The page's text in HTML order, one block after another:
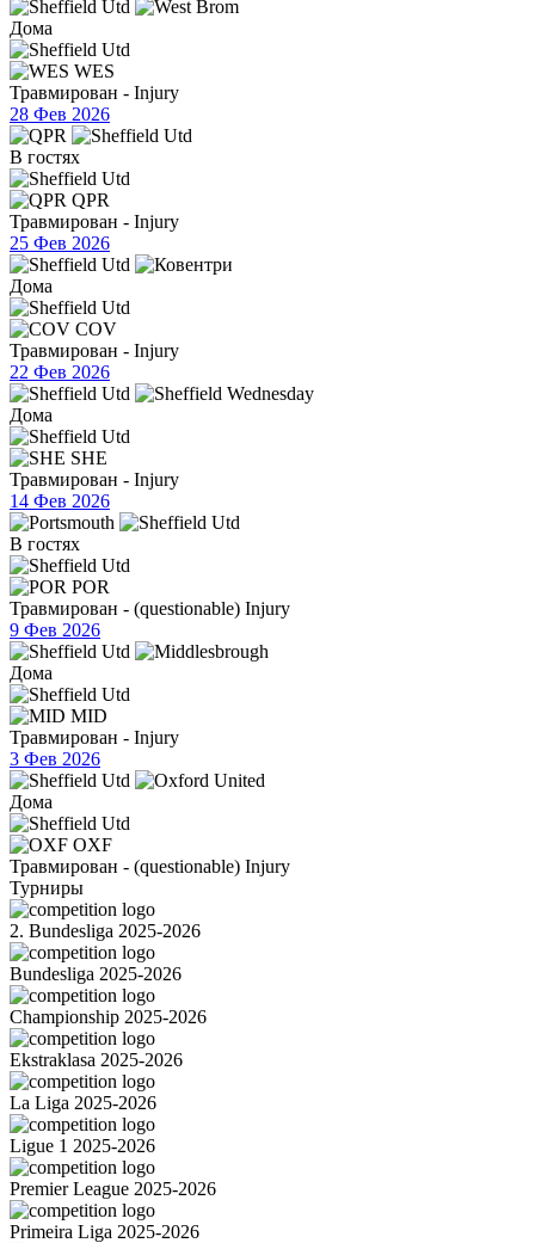
Дома
WES
Травмирован - Injury
28 Фев 2026
В гостях
QPR
Травмирован - Injury
25 Фев 2026
Дома
COV
Травмирован - Injury
22 Фев 2026
Дома
SHE
Травмирован - Injury
14 Фев 2026
В гостях
POR
Травмирован - (questionable) Injury
9 Фев 2026
Дома
MID
Травмирован - Injury
3 Фев 2026
Дома
OXF
Травмирован - (questionable) Injury
Турниры
2. Bundesliga 2025-2026
Bundesliga 2025-2026
Championship 2025-2026
Ekstraklasa 2025-2026
La Liga 2025-2026
Ligue 1 2025-2026
Premier League 2025-2026
Primeira Liga 2025-2026